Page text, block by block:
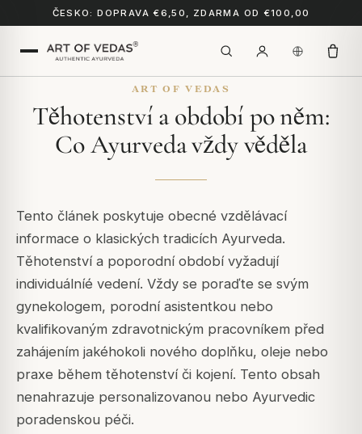
ČESKO: DOPRAVA €6,50, ZDARMA OD €100,00
ART OF VEDAS
Těhotenství a období po něm:
Co Ayurveda vždy věděla
Tento článek poskytuje obecné vzdělávací
informace o klasických tradicích Ayurveda.
Těhotenství a poporodní období vyžadují
individuálníé vedení. Vždy se poraďte se svým
gynekologem, porodní asistentkou nebo
kvalifikovaným zdravotnickým pracovníkem před
zahájením jakéhokoli nového doplňku, oleje nebo
praxe během těhotenství či kojení. Tento obsah
nenahrazuje personalizovanou nebo Ayurvedic
poradenskou péči.